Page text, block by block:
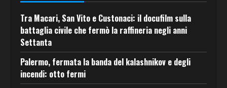
Tra Macari, San Vito e Custonaci: il docufilm sulla
battaglia civile che fermò la raffineria negli anni
Settanta
Palermo, fermata la banda del kalashnikov e degli
incendi: otto fermi